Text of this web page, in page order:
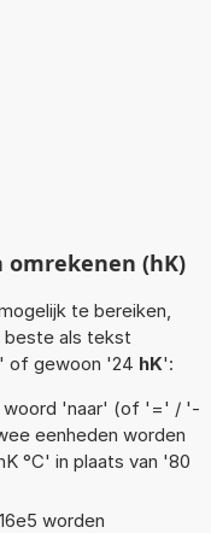
omrekenen (hK)
te bereiken,
beste als tekst
of gewoon '24 hK':
woord 'naar' (of '=' / '-
eenheden worden
°C' in plaats van '80
worden